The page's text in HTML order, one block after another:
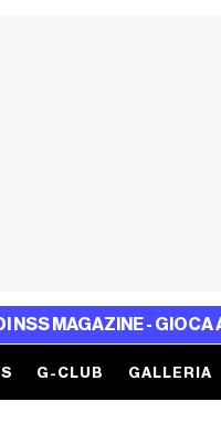
- GIOCA ADESSOIL
G-CLUB GALLERIA